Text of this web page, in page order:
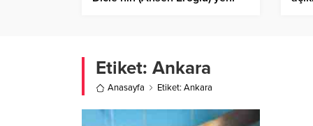
Etiket: Ankara
Anasayfa Etiket: Ankara